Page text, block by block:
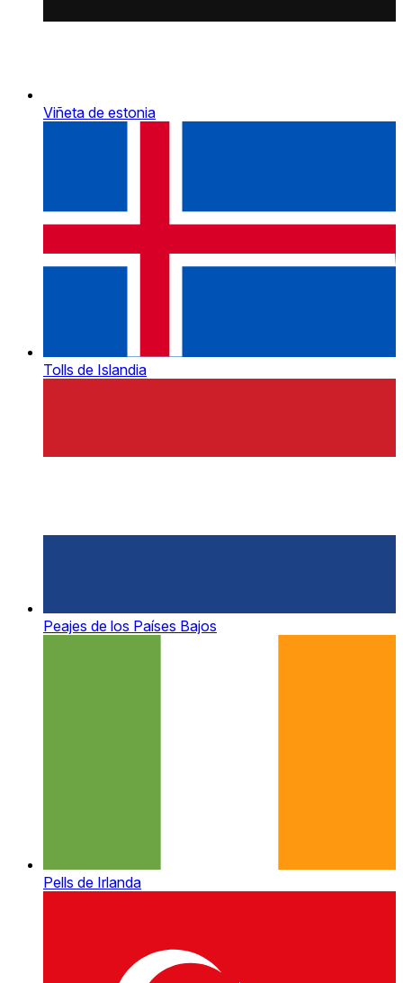
Viñeta de estonia
Tolls de Islandia
Peajes de los Países Bajos
Pells de Irlanda